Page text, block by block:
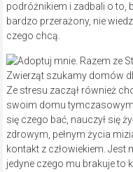
podróżnikiem i zadbali o to,
bardzo przerażony, nie
czego chcą.
Ze stresu zaczął również
swoim domu tymczasowym
się czego bać, nauczył się
zdrowym, pełnym życia
kontakt z człowiekiem. Jest
jedyne czego mu brakuje to